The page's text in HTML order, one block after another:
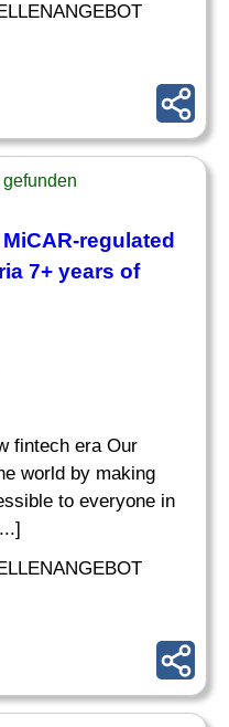
regulated
7+ years of
fintech era Our
world by making
to everyone in